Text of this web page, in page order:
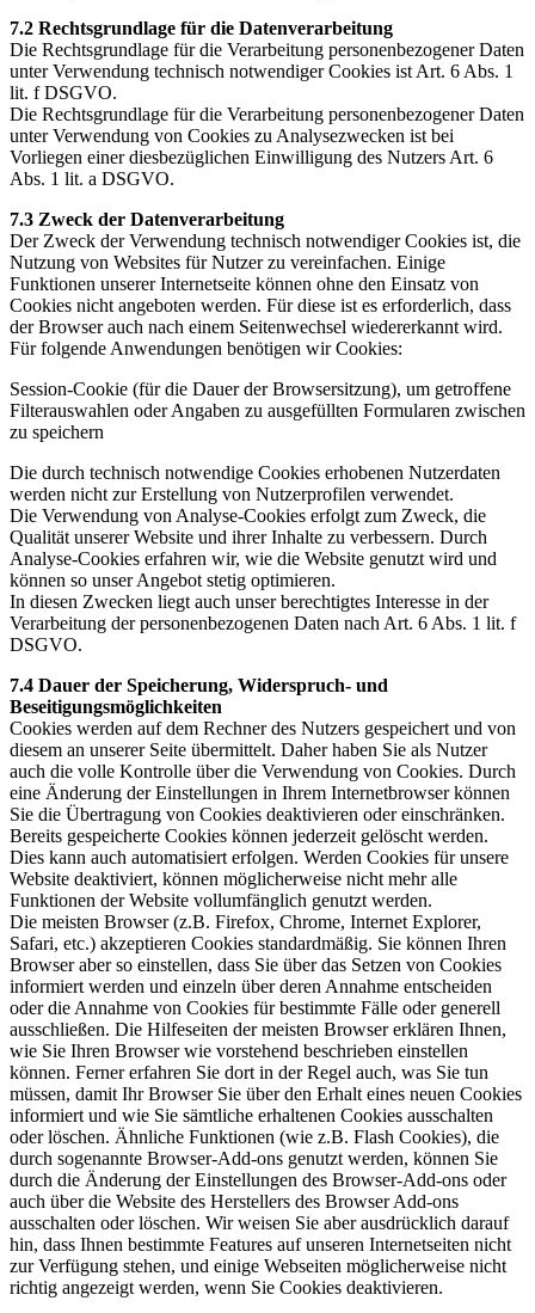
7.2 Rechtsgrundlage für die Datenverarbeitung
Die Rechtsgrundlage für die Verarbeitung personenbezogener Daten
unter Verwendung technisch notwendiger Cookies ist Art. 6 Abs. 1
lit. f DSGVO.
Die Rechtsgrundlage für die Verarbeitung personenbezogener Daten
unter Verwendung von Cookies zu Analysezwecken ist bei
Vorliegen einer diesbezüglichen Einwilligung des Nutzers Art. 6
Abs. 1 lit. a DSGVO.
7.3 Zweck der Datenverarbeitung
Der Zweck der Verwendung technisch notwendiger Cookies ist, die
Nutzung von Websites für Nutzer zu vereinfachen. Einige
Funktionen unserer Internetseite können ohne den Einsatz von
Cookies nicht angeboten werden. Für diese ist es erforderlich, dass
der Browser auch nach einem Seitenwechsel wiedererkannt wird.
Für folgende Anwendungen benötigen wir Cookies:
Session-Cookie (für die Dauer der Browsersitzung), um getroffene
Filterauswahlen oder Angaben zu ausgefüllten Formularen zwischen
zu speichern
Die durch technisch notwendige Cookies erhobenen Nutzerdaten
werden nicht zur Erstellung von Nutzerprofilen verwendet.
Die Verwendung von Analyse-Cookies erfolgt zum Zweck, die
Qualität unserer Website und ihrer Inhalte zu verbessern. Durch
Analyse-Cookies erfahren wir, wie die Website genutzt wird und
können so unser Angebot stetig optimieren.
In diesen Zwecken liegt auch unser berechtigtes Interesse in der
Verarbeitung der personenbezogenen Daten nach Art. 6 Abs. 1 lit. f
DSGVO.
7.4 Dauer der Speicherung, Widerspruch- und
Beseitigungsmöglichkeiten
Cookies werden auf dem Rechner des Nutzers gespeichert und von
diesem an unserer Seite übermittelt. Daher haben Sie als Nutzer
auch die volle Kontrolle über die Verwendung von Cookies. Durch
eine Änderung der Einstellungen in Ihrem Internetbrowser können
Sie die Übertragung von Cookies deaktivieren oder einschränken.
Bereits gespeicherte Cookies können jederzeit gelöscht werden.
Dies kann auch automatisiert erfolgen. Werden Cookies für unsere
Website deaktiviert, können möglicherweise nicht mehr alle
Funktionen der Website vollumfänglich genutzt werden.
Die meisten Browser (z.B. Firefox, Chrome, Internet Explorer,
Safari, etc.) akzeptieren Cookies standardmäßig. Sie können Ihren
Browser aber so einstellen, dass Sie über das Setzen von Cookies
informiert werden und einzeln über deren Annahme entscheiden
oder die Annahme von Cookies für bestimmte Fälle oder generell
ausschließen. Die Hilfeseiten der meisten Browser erklären Ihnen,
wie Sie Ihren Browser wie vorstehend beschrieben einstellen
können. Ferner erfahren Sie dort in der Regel auch, was Sie tun
müssen, damit Ihr Browser Sie über den Erhalt eines neuen Cookies
informiert und wie Sie sämtliche erhaltenen Cookies ausschalten
oder löschen. Ähnliche Funktionen (wie z.B. Flash Cookies), die
durch sogenannte Browser-Add-ons genutzt werden, können Sie
durch die Änderung der Einstellungen des Browser-Add-ons oder
auch über die Website des Herstellers des Browser Add-ons
ausschalten oder löschen. Wir weisen Sie aber ausdrücklich darauf
hin, dass Ihnen bestimmte Features auf unseren Internetseiten nicht
zur Verfügung stehen, und einige Webseiten möglicherweise nicht
richtig angezeigt werden, wenn Sie Cookies deaktivieren.